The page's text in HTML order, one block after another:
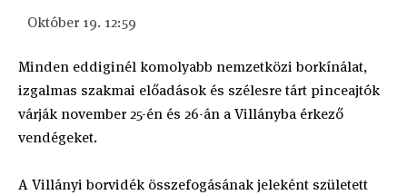
Október 19. 12:59
Minden eddiginél komolyabb nemzetközi borkínálat,
izgalmas szakmai előadások és szélesre tárt pinceajtók
várják november 25-én és 26-án a Villányba érkező
vendégeket.
A Villányi borvidék összefogásának jeleként született